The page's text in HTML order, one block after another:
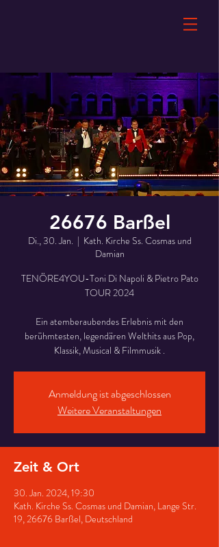
26676 Barßel
Di., 30. Jan.
  |
Kath. Kirche Ss. Cosmas und
Damian
TENÖRE4YOU-Toni Di Napoli & Pietro Pato
TOUR 2024
Ein atemberaubendes Erlebnis mit den
berühmtesten, legendären Welthits aus Pop,
Klassik, Musical & Filmmusik .
Anmeldung ist abgeschlossen
Weitere Veranstaltungen
Zeit & Ort
30. Jan. 2024, 19:30
Kath. Kirche Ss. Cosmas und Damian, Lange Str.
19, 26676 Barßel, Deutschland